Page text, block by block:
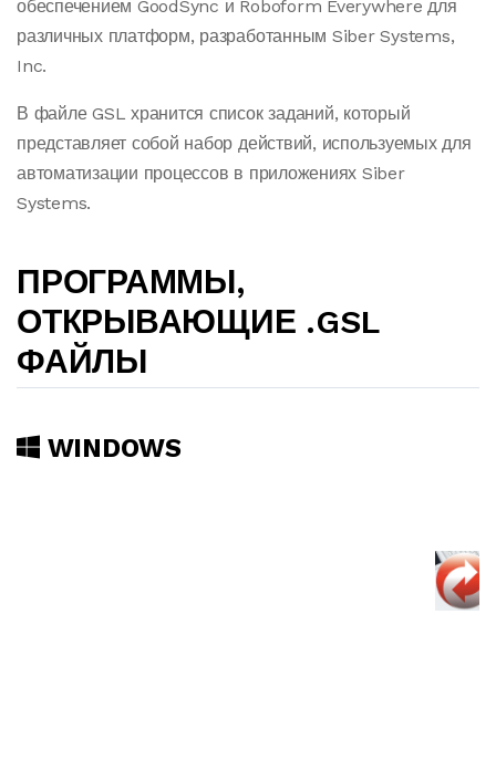
обеспечением GoodSync и Roboform Everywhere для
различных платформ, разработанным Siber Systems,
Inc.
В файле GSL хранится список заданий, который
представляет собой набор действий, используемых для
автоматизации процессов в приложениях Siber
Systems.
ПРОГРАММЫ,
ОТКРЫВАЮЩИЕ .GSL
ФАЙЛЫ
WINDOWS